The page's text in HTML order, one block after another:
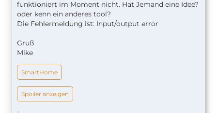
funktioniert im Moment nicht. Hat Jemand eine Idee?
oder kenn ein anderes tool?
Die Fehlermeldung ist: Input/output error
Gruß
Mike
SmartHome
Spoiler anzeigen